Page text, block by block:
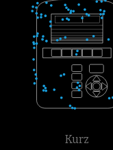
Kurz